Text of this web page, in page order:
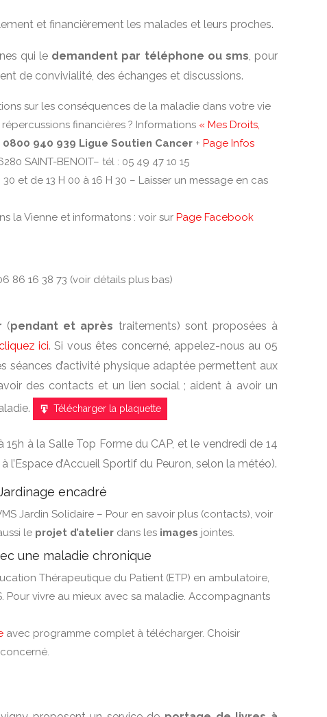
et financièrement les malades et leurs proches.
qui le demandent par téléphone ou sms, pour
de convivialité, des échanges et discussions.
sur les conséquences de la maladie dans votre vie
financières ? Informations « Mes Droits,
940 939 Ligue Soutien Cancer + Page Infos
SAINT-BENOIT– tél : 05 49 47 10 15
et de 13 H 00 à 16 H 30 – Laisser un message en cas
la Vienne et informatons : voir sur Page Facebook
86 16 38 73 (voir détails plus bas)
(pendant et après traitements) sont proposées à
ici. Si vous êtes concerné, appelez-nous au 05
séances d’activité physique adaptée permettent aux
des contacts et un lien social ; aident à avoir un
Télécharger la plaquette
15h à la Salle Top Forme du CAP, et le vendredi de 14
l’Espace d’Accueil Sportif du Peuron, selon la météo).
encadré
Jardin Solidaire – Pour en savoir plus (contacts), voir
le projet d’atelier dans les images jointes.
une maladie chronique
Thérapeutique du Patient (ETP) en ambulatoire,
Pour vivre au mieux avec sa maladie. Accompagnants
avec programme complet à télécharger. Choisir